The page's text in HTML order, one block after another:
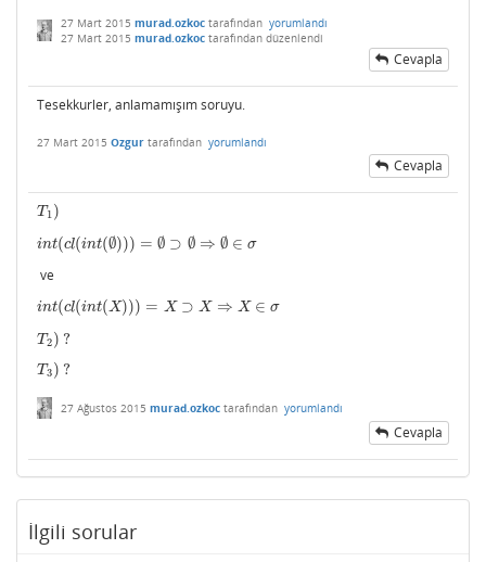
27 Mart 2015 murad.ozkoc tarafından yorumlandı
27 Mart 2015 murad.ozkoc tarafından düzenlendi
Cevapla
Tesekkurler, anlamamışım soruyu.
27 Mart 2015 Ozgur tarafından yorumlandı
Cevapla
T 1)
T1)
int(cl(int(∅))) = ∅ ⊃ ∅ ⇒ ∅ ∈ σ
int(cl(int(∅) ))= ∅⊃∅ ⇒ ∅∈ σ
ve
int(cl(int(X))) = X ⊃ X ⇒ X ∈ σ
int(cl(int(X))) =X⊃X ⇒X∈σ
T2)
T2) ?
?
T3)
T3) ?
?
27 Ağustos 2015 murad.ozkoc tarafından yorumlandı
Cevapla
İlgili sorular